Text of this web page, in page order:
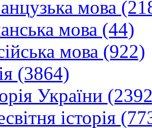
мова
мова (44)
мова (922)
(3864)
України
історія